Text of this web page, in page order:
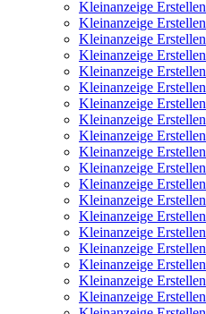
Kleinanzeige Erstellen
Kleinanzeige Erstellen
Kleinanzeige Erstellen
Kleinanzeige Erstellen
Kleinanzeige Erstellen
Kleinanzeige Erstellen
Kleinanzeige Erstellen
Kleinanzeige Erstellen
Kleinanzeige Erstellen
Kleinanzeige Erstellen
Kleinanzeige Erstellen
Kleinanzeige Erstellen
Kleinanzeige Erstellen
Kleinanzeige Erstellen
Kleinanzeige Erstellen
Kleinanzeige Erstellen
Kleinanzeige Erstellen
Kleinanzeige Erstellen
Kleinanzeige Erstellen